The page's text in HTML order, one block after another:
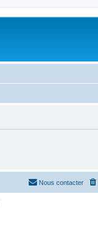
Nous contacter